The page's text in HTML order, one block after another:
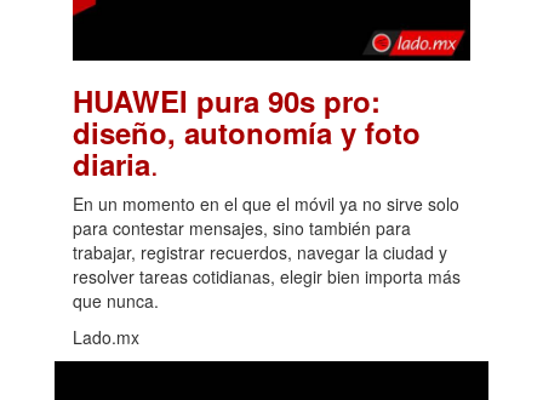
HUAWEI pura 90s pro:
diseño, autonomía y foto
diaria.
En un momento en el que el móvil ya no sirve solo
para contestar mensajes, sino también para
trabajar, registrar recuerdos, navegar la ciudad y
resolver tareas cotidianas, elegir bien importa más
que nunca.
Lado.mx